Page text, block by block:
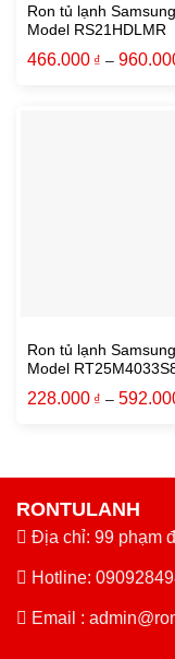
Ron tủ lạnh Samsung
Model RS21HDLMR
466.000 ₫ –
Ron tủ lạnh Samsung
Model
228.000 ₫ –
RONTULANH
Địa chỉ: 99 phạm
Hotline:
Email :